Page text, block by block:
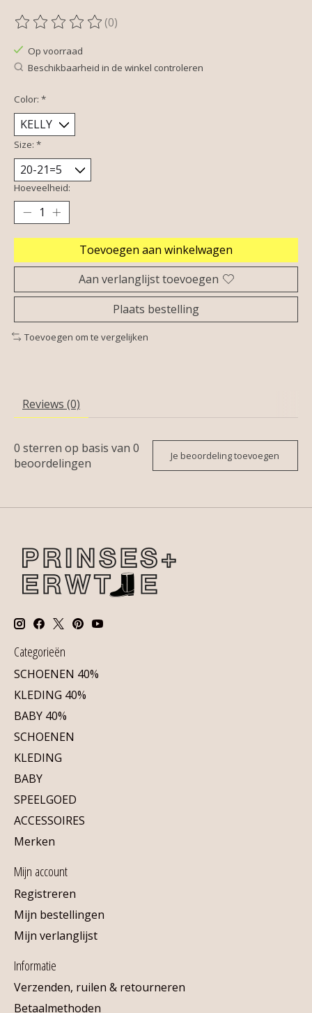
De beoordeling van dit product is
(0)
Op voorraad
Beschikbaarheid in de winkel controleren
Color: *
Size: *
Hoeveelheid:
Toevoegen aan winkelwagen
Aan verlanglijst toevoegen
Plaats bestelling
Toevoegen om te vergelijken
Reviews (0)
0 sterren op basis van 0
beoordelingen
Je beoordeling toevoegen
Categorieën
SCHOENEN 40%
KLEDING 40%
BABY 40%
SCHOENEN
KLEDING
BABY
SPEELGOED
ACCESSOIRES
Merken
Mijn account
Registreren
Mijn bestellingen
Mijn verlanglijst
Informatie
Verzenden, ruilen & retourneren
Betaalmethoden